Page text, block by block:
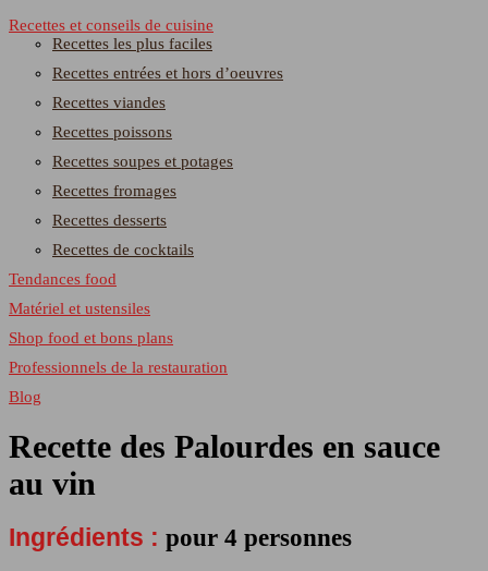
Recettes et conseils de cuisine
Recettes les plus faciles
Recettes entrées et hors d’oeuvres
Recettes viandes
Recettes poissons
Recettes soupes et potages
Recettes fromages
Recettes desserts
Recettes de cocktails
Tendances food
Matériel et ustensiles
Shop food et bons plans
Professionnels de la restauration
Blog
Recette des Palourdes en sauce
au vin
Ingrédients : pour 4 personnes